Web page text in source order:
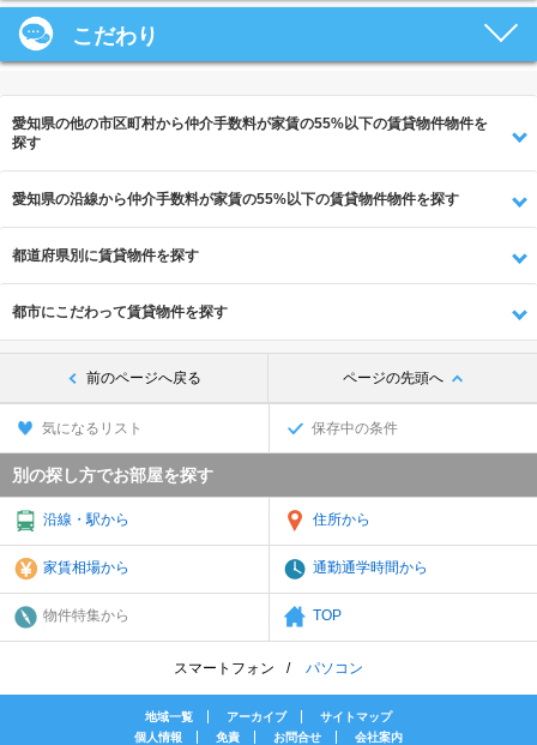
こだわり
愛知県の他の市区町村から仲介手数料が家賃の55%以下の賃貸物件物件を
探す
愛知県の沿線から仲介手数料が家賃の55%以下の賃貸物件物件を探す
都道府県別に賃貸物件を探す
都市にこだわって賃貸物件を探す
前のページへ戻る ページの先頭へ
気になるリスト 保存中の条件
別の探し方でお部屋を探す
沿線・駅から 住所から
家賃相場から 通勤通学時間から
物件特集から TOP
スマートフォン パソコン
地域一覧 アーカイブ
サイトマップ
個人情報
免責 お問合せ 会社案内